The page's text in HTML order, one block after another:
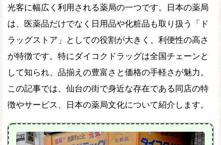
光客に幅広く利用される薬局の一つです。日本の薬局
は、医薬品だけでなく日用品や化粧品も取り扱う「ド
ラッグストア」としての役割が大きく、利便性の高さ
が特徴です。特にダイコクドラッグは全国チェーンと
して知られ、品揃えの豊富さと価格の手軽さが魅力。
この記事では、仙台の街で身近な存在である同店の特
徴やサービス、日本の薬局文化について紹介します。